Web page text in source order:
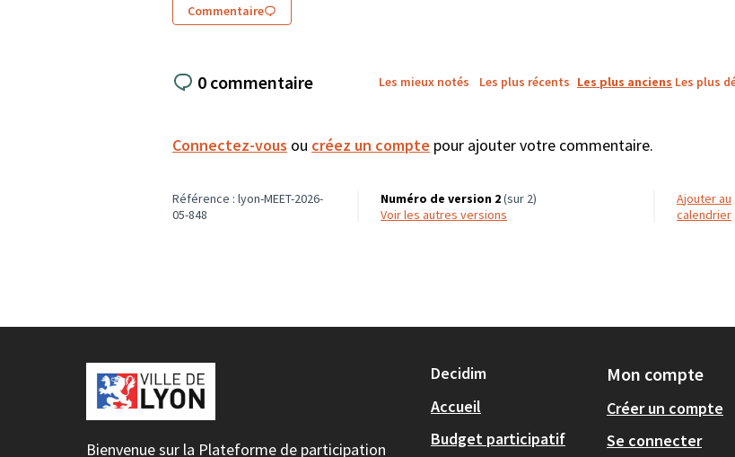
Commentaire
0 commentaire Les mieux notés Les plus récents Les plus anciens Les plus
Connectez-vous ou créez un compte pour ajouter votre commentaire.
Référence : lyon-MEET-2026-
05-848
Numéro de version 2(sur 2)
voir les autres versions
Ajouter au
calendrier
Bienvenue sur la Plateforme de participation
Decidim
Accueil
Budget participatif
Mon compte
Créer un compte
Se connecter